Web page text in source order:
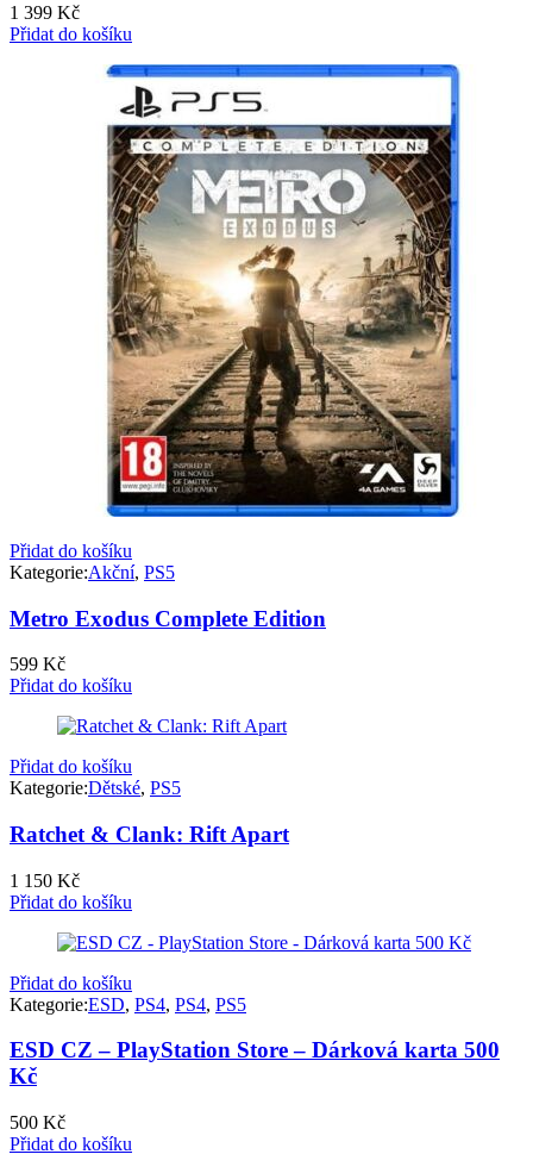
1 399 Kč
Přidat do košíku
Přidat do košíku
Kategorie:Akční, PS5
Metro Exodus Complete Edition
599 Kč
Přidat do košíku
Přidat do košíku
Kategorie:Dětské, PS5
Ratchet & Clank: Rift Apart
1 150 Kč
Přidat do košíku
Přidat do košíku
Kategorie:ESD, PS4, PS4, PS5
ESD CZ – PlayStation Store – Dárková karta 500
Kč
500 Kč
Přidat do košíku